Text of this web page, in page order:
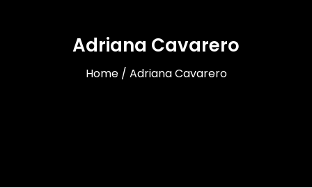
Adriana Cavarero
Home / Adriana Cavarero